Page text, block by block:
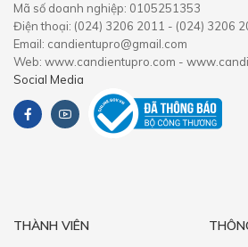
Mã số doanh nghiệp: 0105251353
Điện thoại: (024) 3206 2011 - (024) 3206
Email: candientupro@gmail.com
Web: www.candientupro.com -
Social Media
THÀNH VIÊN